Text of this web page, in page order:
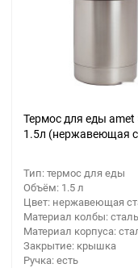
Термос для еды amet
1.5л (нержавеющая
Тип: термос для еды
Объём: 1.5 л
Цвет: нержавеющая
Материал колбы: сталь
Материал корпуса:
Закрытие: крышка
Ручка: есть